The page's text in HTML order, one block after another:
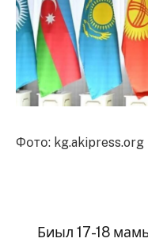
Фото: kg.akipress.org
Биыл 17-18